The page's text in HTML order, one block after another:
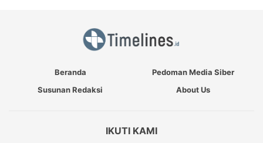
Beranda
Pedoman Media Siber
Susunan Redaksi
About Us
IKUTI KAMI